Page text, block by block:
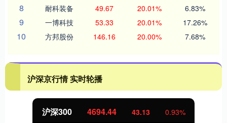
8 耐科装备 49.67 20.01% 6.83%
9 一博科技 53.33 20.01% 17.26%
10 方邦股份 146.16 20.00% 7.68%
沪深京行情 实时轮播
沪深300 4694.44 43.13 0.93%